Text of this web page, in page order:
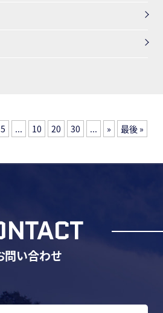
5 ... 10 20 30 ... » 最後 »
問い合わせ